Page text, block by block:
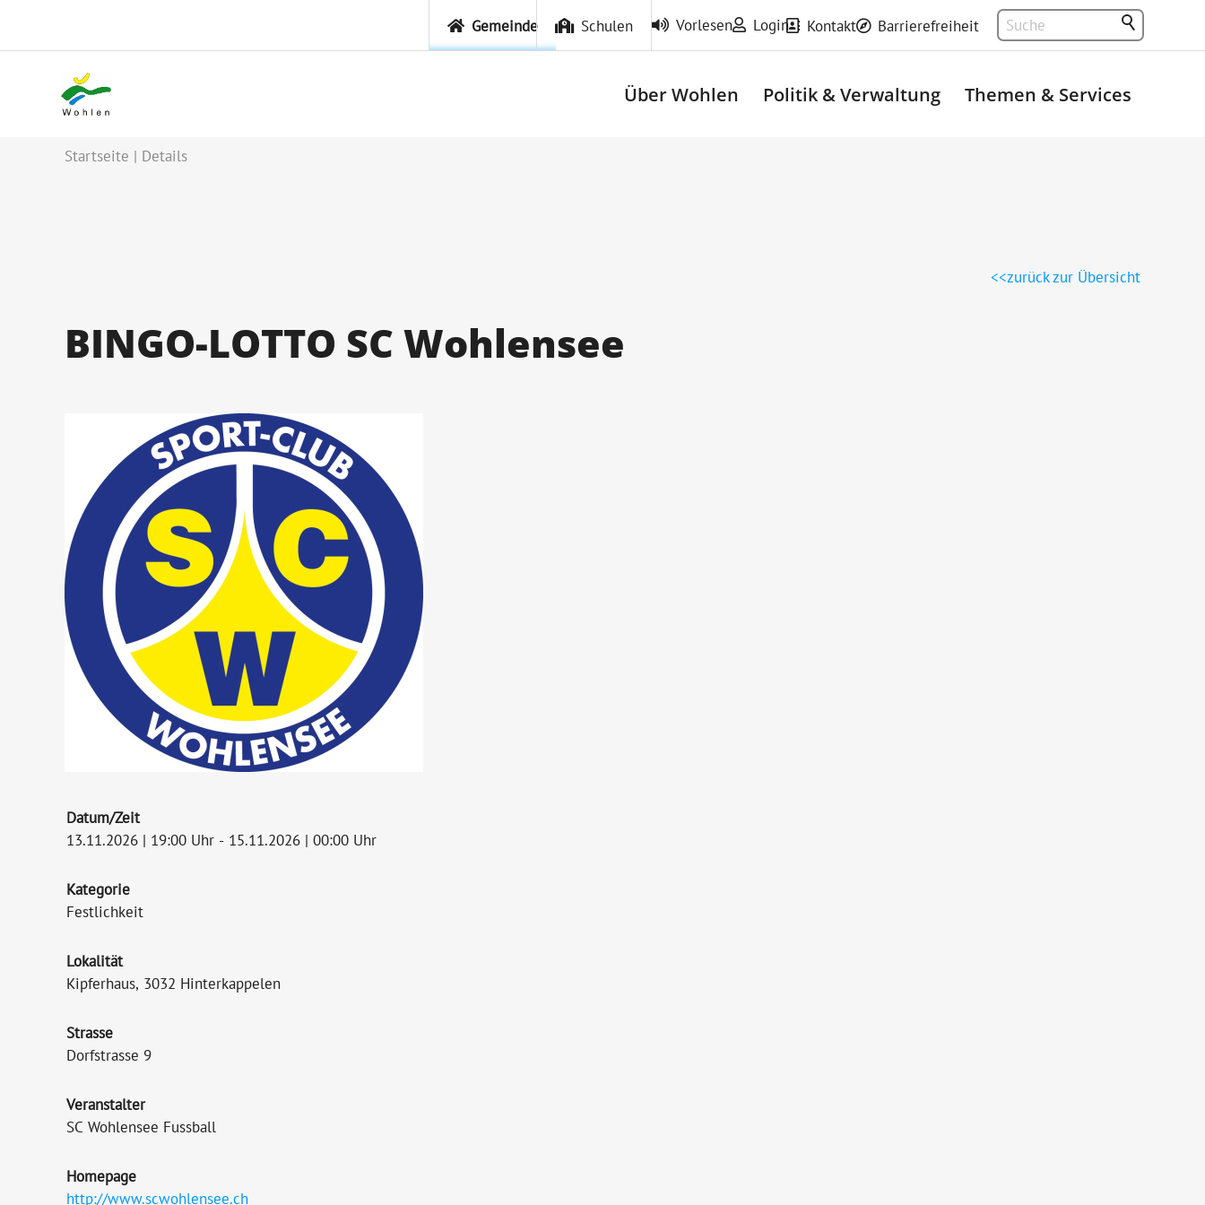
Barrierefreiheit
Kontakt
Login
Gemeinde Schulen Vorlesen
Über Wohlen Politik & Verwaltung Themen & Services
Startseite Details
zurück zur Übersicht
BINGO-LOTTO SC Wohlensee
Datum/Zeit
13.11.2026 | 19:00 Uhr - 15.11.2026 | 00:00 Uhr
Kategorie
Festlichkeit
Lokalität
Kipferhaus, 3032 Hinterkappelen
Strasse
Dorfstrasse 9
Veranstalter
SC Wohlensee Fussball
Homepage
http://www.scwohlensee.ch